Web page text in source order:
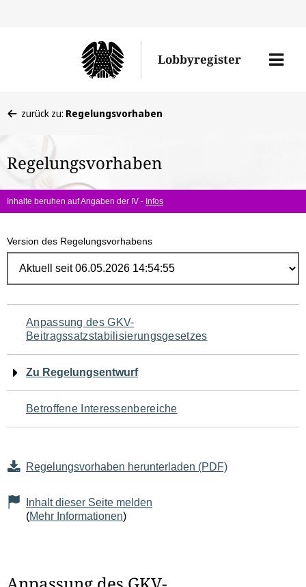
Lobbyregister
Menü
befinden
hier:
zurück zu: Regelungsvorhaben
Regelungsvorhaben
Inhalte beruhen auf Angaben der IV - Infos
Version des Regelungsvorhabens
Navigation
für
den
Seiteninhalt
Anpassung des GKV-
Beitragssatzstabilisierungsgesetzes
Zu Regelungsentwurf
Betroffene Interessenbereiche
Regelungsvorhaben herunterladen (PDF)
Inhalt dieser Seite melden
(Mehr Informationen)